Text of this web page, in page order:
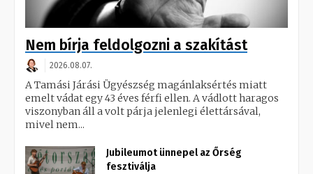
Nem bírja feldolgozni a szakítást
2026.08.07.
A Tamási Járási Ügyészség magánlaksértés miatt
emelt vádat egy 43 éves férfi ellen. A vádlott haragos
viszonyban áll a volt párja jelenlegi élettársával,
mivel nem...
Jubileumot ünnepel az Őrség
fesztiválja